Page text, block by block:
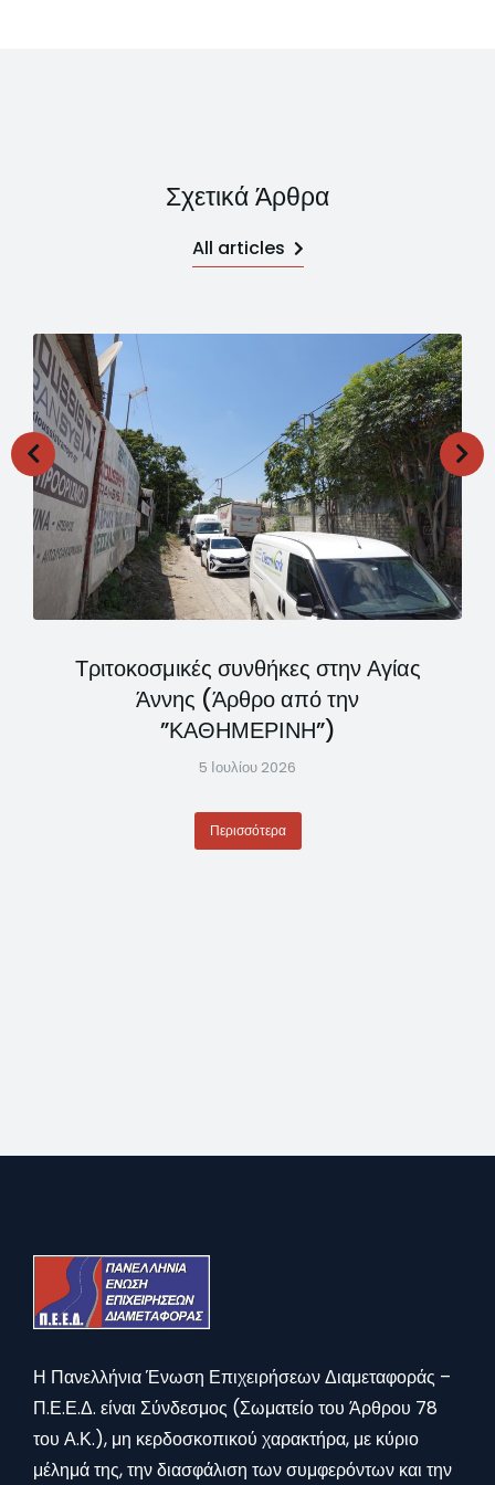
Σχετικά Άρθρα
All articles
Τριτοκοσμικές συνθήκες στην Αγίας
Άννης (Άρθρο από την
”ΚΑΘΗΜΕΡΙΝΗ”)
5 Ιουλίου 2026
Περισσότερα
Η Πανελλήνια Ένωση Επιχειρήσεων Διαμεταφοράς –
Π.Ε.Ε.Δ. είναι Σύνδεσμος (Σωματείο του Άρθρου 78
του Α.Κ.), μη κερδοσκοπικού χαρακτήρα, με κύριο
μέλημά της, την διασφάλιση των συμφερόντων και την